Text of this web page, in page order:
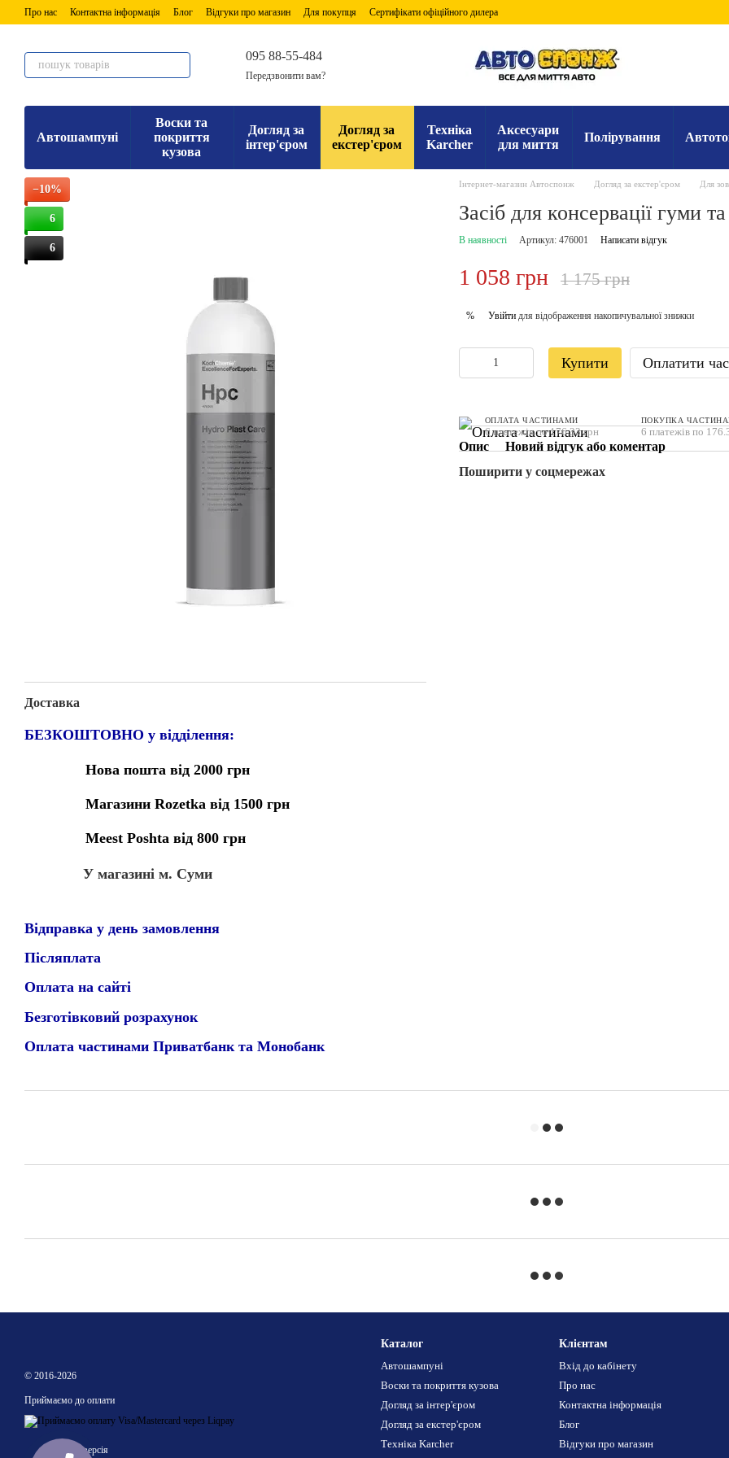
Перейти до основного контенту
Про нас Контактна інформація Блог Відгуки про магазин Для покупця Сертифікати офіційного дилера
095 88-55-484
Передзвонити вам?
Автошампуні
Воски та
покриття
кузова
Догляд за
інтер'єром
Догляд за
екстер'єром
Техніка
Karcher
Аксесуари
для миття
Полірування
−10%
6
6
Доставка
БЕЗКОШТОВНО у відділення:
Нова пошта від 2000 грн
Магазини Rozetka від 1500 грн
Meest Poshta від 800 грн
У магазині м. Суми
Відправка у день замовлення
Післяплата
Оплата на сайті
Безготівковий розрахунок
Оплата частинами Приватбанк та Монобанк
Інтернет-магазин Автоспонж Догляд за екстер'єром Для
Засіб для консервації гуми
В наявності Артикул: 476001 Написати відгук
1 058 грн 1 175 грн
% Увійтидля відображення накопичувальної знижки
Купити Оплатити
ОПЛАТА ЧАСТИНАМИ
6 платежів по 176.33 грн
ПОКУПКА
6 платежів по
Опис
Новий відгук або коментар
Поширити у соцмережах
© 2016-2026
Приймаємо до оплати
Мобільна версія
Каталог
Автошампуні
Воски та покриття кузова
Догляд за інтер'єром
Догляд за екстер'єром
Техніка Karcher
Клієнтам
Вхід до кабінету
Про нас
Контактна інформація
Блог
Відгуки про магазин